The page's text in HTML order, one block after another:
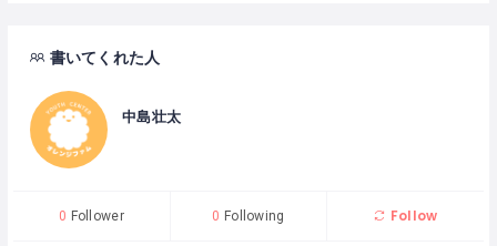
書いてくれた人
中島壮太
0 Follower 0 Following Follow